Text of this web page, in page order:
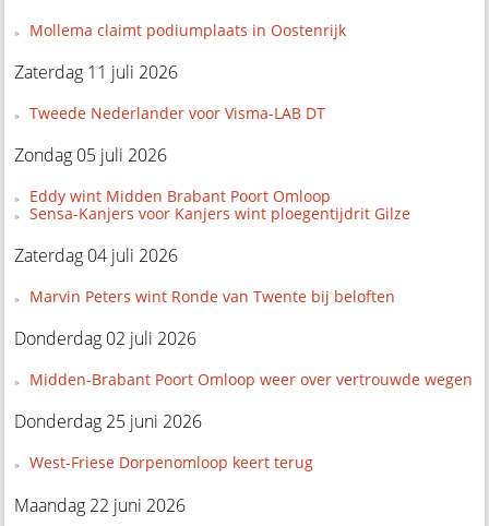
Mollema claimt podiumplaats in Oostenrijk
Zaterdag 11 juli 2026
Tweede Nederlander voor Visma-LAB DT
Zondag 05 juli 2026
Eddy wint Midden Brabant Poort Omloop
Sensa-Kanjers voor Kanjers wint ploegentijdrit Gilze
Zaterdag 04 juli 2026
Marvin Peters wint Ronde van Twente bij beloften
Donderdag 02 juli 2026
Midden-Brabant Poort Omloop weer over vertrouwde wegen
Donderdag 25 juni 2026
West-Friese Dorpenomloop keert terug
Maandag 22 juni 2026